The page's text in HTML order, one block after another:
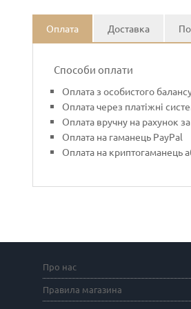
Оплата Доставка
Способи оплати
Оплата з особистого
Оплата через платіжні
Оплата вручну на рахунок
Оплата на гаманець PayPal
Оплата на криптогаманець
Про нас
Правила магазина